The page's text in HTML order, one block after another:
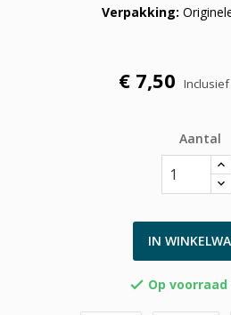
Verpakking
€ 7,50
Aantal
IN
 Op voorraad